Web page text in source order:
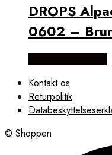
DROPS
0602 –
Kontakt os
Returpolitik
© Shoppen